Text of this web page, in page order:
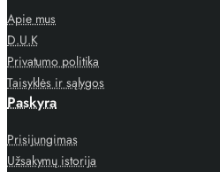
Apie mus
D.U.K
Privatumo politika
Taisyklės ir sąlygos
Paskyra
Prisijungimas
Užsakymų istorija